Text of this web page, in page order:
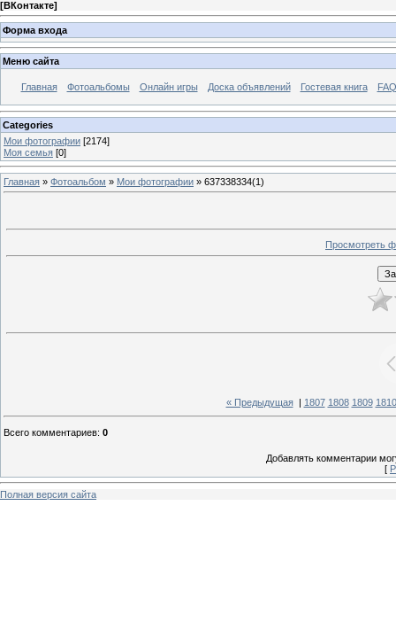
[ВКонтакте]
Форма входа
Меню сайта
Главная Фотоальбомы Онлайн игры Доска объявлений Гостевая книга
Categories
Мои фотографии [2174]
Моя семья [0]
Главная » Фотоальбом » Мои фотографии » 637338334(1)
Просмотреть
« Предыдущая| 1807 1808 1809 1810
Всего комментариев: 0
Добавлять комментарии
[
Полная версия сайта